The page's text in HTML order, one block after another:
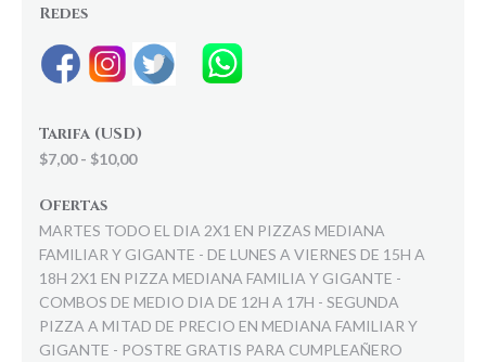
Redes
Tarifa (USD)
$7,00 - $10,00
Ofertas
MARTES TODO EL DIA 2X1 EN PIZZAS MEDIANA
FAMILIAR Y GIGANTE - DE LUNES A VIERNES DE 15H A
18H 2X1 EN PIZZA MEDIANA FAMILIA Y GIGANTE -
COMBOS DE MEDIO DIA DE 12H A 17H - SEGUNDA
PIZZA A MITAD DE PRECIO EN MEDIANA FAMILIAR Y
GIGANTE - POSTRE GRATIS PARA CUMPLEAÑERO